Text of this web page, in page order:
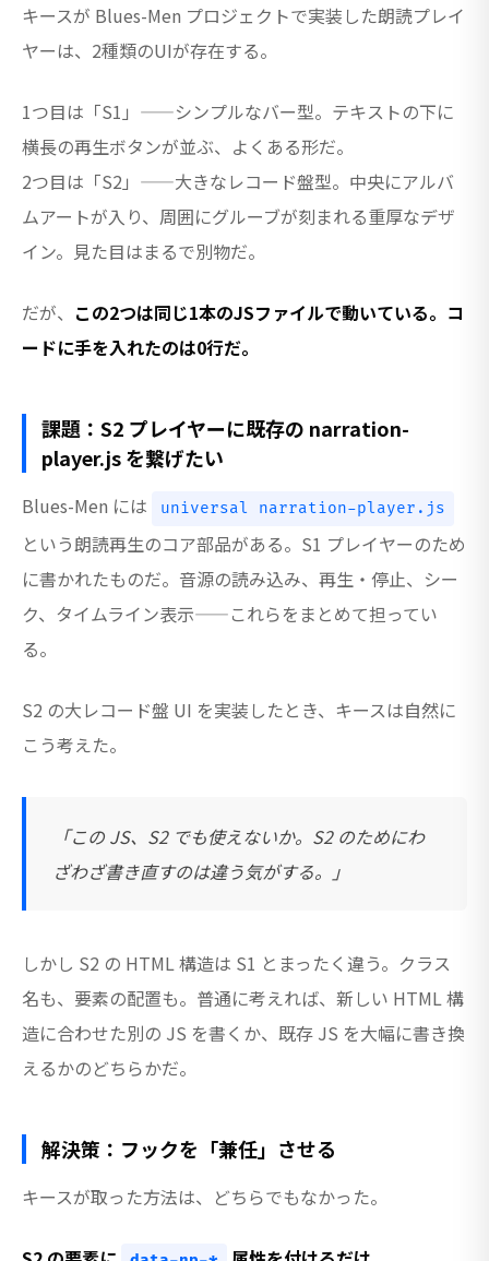
キースが Blues-Men プロジェクトで実装した朗読プレイ
ヤーは、2種類のUIが存在する。
1つ目は「S1」——シンプルなバー型。テキストの下に
横長の再生ボタンが並ぶ、よくある形だ。
2つ目は「S2」——大きなレコード盤型。中央にアルバ
ムアートが入り、周囲にグルーブが刻まれる重厚なデザ
イン。見た目はまるで別物だ。
だが、 この2つは同じ1本のJSファイルで動いている。コ
ードに手を入れたのは0行だ。
課題：S2 プレイヤーに既存の narration-
player.js を繋げたい
Blues-Men には universal narration-player.js
という朗読再生のコア部品がある。S1 プレイヤーのため
に書かれたものだ。音源の読み込み、再生・停止、シー
ク、タイムライン表示——これらをまとめて担ってい
る。
S2 の大レコード盤 UI を実装したとき、キースは自然に
こう考えた。
「この JS、S2 でも使えないか。S2 のためにわ
ざわざ書き直すのは違う気がする。」
しかし S2 の HTML 構造は S1 とまったく違う。クラス
名も、要素の配置も。普通に考えれば、新しい HTML 構
造に合わせた別の JS を書くか、既存 JS を大幅に書き換
えるかのどちらかだ。
解決策：フックを「兼任」させる
キースが取った方法は、どちらでもなかった。